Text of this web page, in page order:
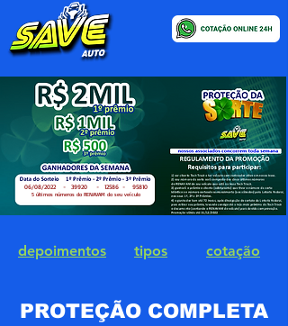
06/08/2022 - 39920 - 12586 - 95810
5 últimos números do RENAVAM do seu veículo
tipos cotação
depoimentos
PROTEÇÃO COMPLETA